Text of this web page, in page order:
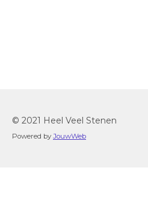
© 2021 Heel Veel Stenen
Powered by JouwWeb